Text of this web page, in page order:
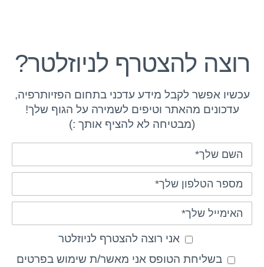
רוצה להצטרף לניוזלטר?
עכשיו אפשר לקבל מידע עדכני בתחום הפזיותרפיה,
עדכונים מהאתר וטיפים לשמירה על הגוף שלך!
(מבטיחה לא להציף אותך :)
אני רוצה להצטרף לניוזלטר
בשליחת הטופס אני מאשר/ת שימוש בפרטים